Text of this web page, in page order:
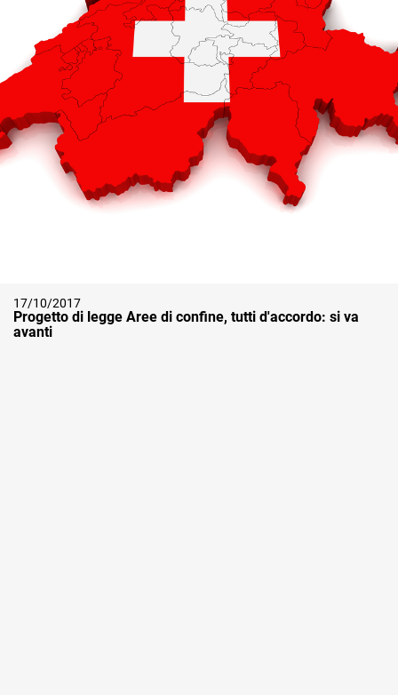
17/10/2017
Progetto di legge Aree di confine, tutti d'accordo: si va
avanti